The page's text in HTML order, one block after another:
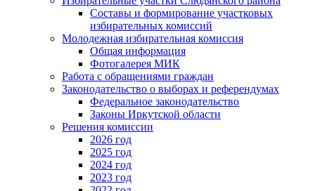
Составы и формирование участковых
избирательных комиссий
Молодежная избирательная комиссия
Общая информация
Фотогалерея МИК
Работа с обращениями граждан
Законодательство о выборах и референдумах
Федеральное законодательство
Законы Иркутской области
Решения комиссии
2026 год
2025 год
2024 год
2023 год